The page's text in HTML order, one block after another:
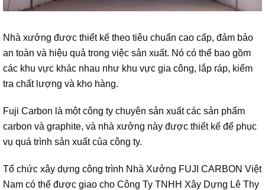
Nhà xưởng được thiết kế theo tiêu chuẩn cao cấp, đảm bảo
an toàn và hiệu quả trong việc sản xuất. Nó có thể bao gồm
các khu vực khác nhau như khu vực gia công, lắp ráp, kiểm
tra chất lượng và kho hàng.
Fuji Carbon là một công ty chuyên sản xuất các sản phẩm
carbon và graphite, và nhà xưởng này được thiết kế để phục
vụ quá trình sản xuất của công ty.
Tổ chức xây dựng công trình Nhà Xưởng FUJI CARBON Việt
Nam có thể được giao cho Công Ty TNHH Xây Dựng Lê Thy